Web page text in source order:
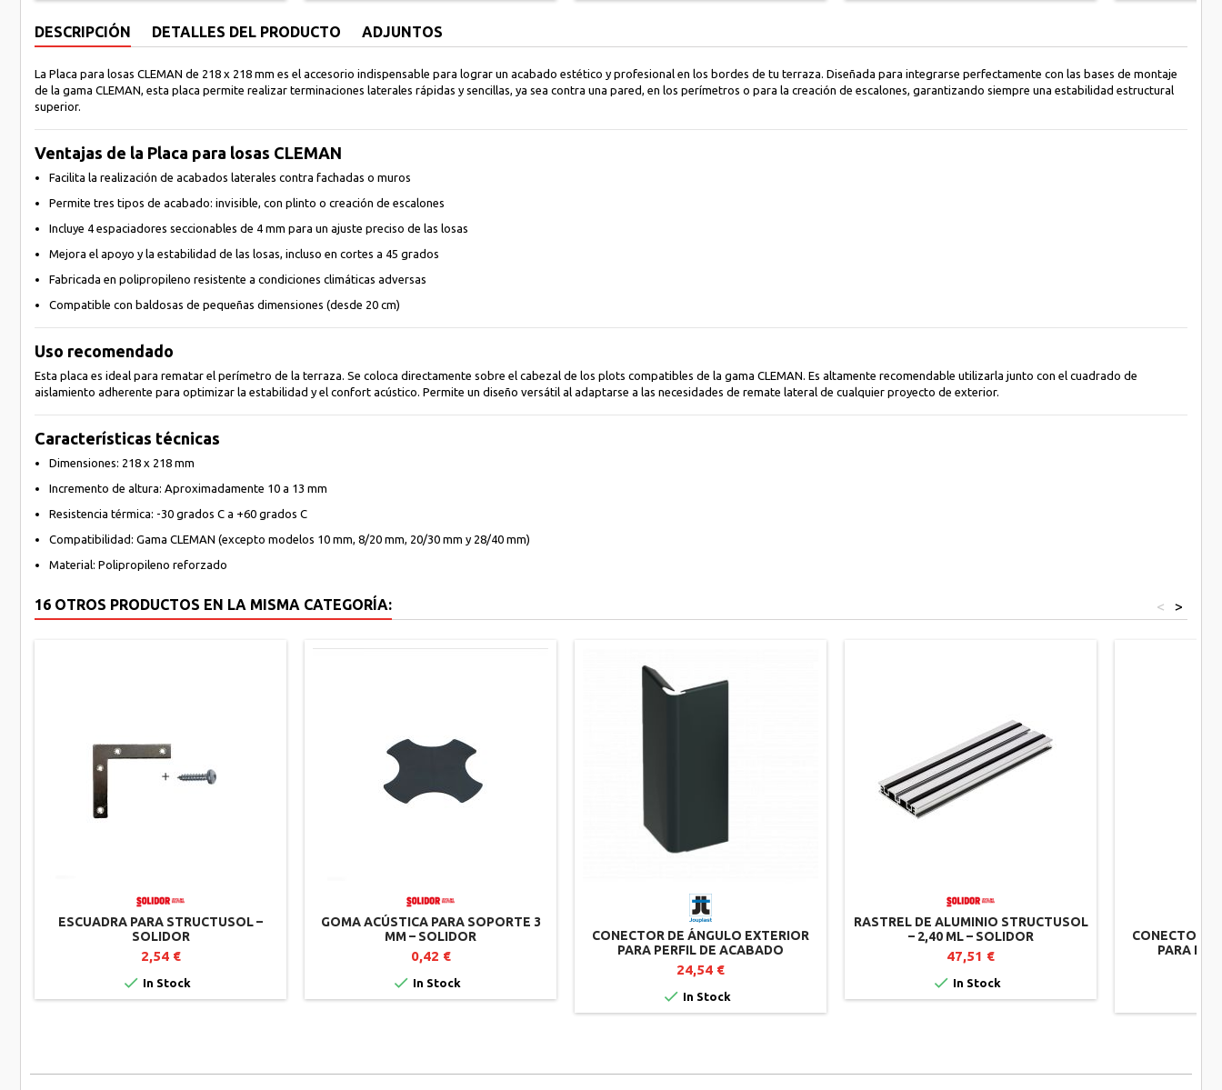
DESCRIPCIÓN DETALLES DEL PRODUCTO ADJUNTOS
La Placa para losas CLEMAN de 218 x 218 mm es el accesorio indispensable para lograr un acabado estético y profesional en los bordes de tu terraza. Diseñada para integrarse perfectamente con las bases de montaje
de la gama CLEMAN, esta placa permite realizar terminaciones laterales rápidas y sencillas, ya sea contra una pared, en los perímetros o para la creación de escalones, garantizando siempre una estabilidad estructural
superior.
Ventajas de la Placa para losas CLEMAN
Facilita la realización de acabados laterales contra fachadas o muros
Permite tres tipos de acabado: invisible, con plinto o creación de escalones
Incluye 4 espaciadores seccionables de 4 mm para un ajuste preciso de las losas
Mejora el apoyo y la estabilidad de las losas, incluso en cortes a 45 grados
Fabricada en polipropileno resistente a condiciones climáticas adversas
Compatible con baldosas de pequeñas dimensiones (desde 20 cm)
Uso recomendado
Esta placa es ideal para rematar el perímetro de la terraza. Se coloca directamente sobre el cabezal de los plots compatibles de la gama CLEMAN. Es altamente recomendable utilizarla junto con el cuadrado de
aislamiento adherente para optimizar la estabilidad y el confort acústico. Permite un diseño versátil al adaptarse a las necesidades de remate lateral de cualquier proyecto de exterior.
Características técnicas
Dimensiones: 218 x 218 mm
Incremento de altura: Aproximadamente 10 a 13 mm
Resistencia térmica: -30 grados C a +60 grados C
Compatibilidad: Gama CLEMAN (excepto modelos 10 mm, 8/20 mm, 20/30 mm y 28/40 mm)
Material: Polipropileno reforzado
16 OTROS PRODUCTOS EN LA MISMA CATEGORÍA: >
<
ESCUADRA PARA STRUCTUSOL –
SOLIDOR
2,54 €
 In Stock
GOMA ACÚSTICA PARA SOPORTE 3
MM – SOLIDOR
0,42 €
 In Stock
CONECTOR DE ÁNGULO EXTERIOR
PARA PERFIL DE ACABADO
CLIPSABLE – ANTRACITA
24,54 €
 In Stock
RASTREL DE ALUMINIO STRUCTUSOL
– 2,40 ML – SOLIDOR
47,51 €
 In Stock
CONECTOR
PARA